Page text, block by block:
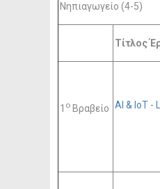
Νηπιαγωγείο (4-5)
Τίτλος
1 οΒραβείο AI & IoT -